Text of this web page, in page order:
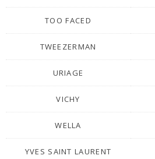
TOO FACED
TWEEZERMAN
URIAGE
VICHY
WELLA
YVES SAINT LAURENT